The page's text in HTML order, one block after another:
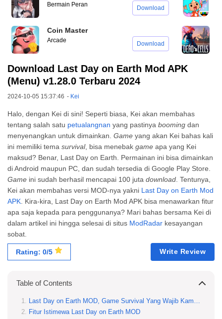
Bermain Peran Download
Coin Master
Arcade Download
Download Last Day on Earth Mod APK
(Menu) v1.28.0 Terbaru 2024
2024-10-05 15:37:46 - Kei
Halo, dengan Kei di sini! Seperti biasa, Kei akan membahas
tentang salah satu petualangnan yang pastinya booming dan
menyenangkan untuk dimainkan. Game yang akan Kei bahas kali
ini memiliki tema survival, bisa menebak game apa yang Kei
maksud? Benar, Last Day on Earth. Permainan ini bisa dimainkan
di Android maupun PC, dan sudah tersedia di Google Play Store.
Game ini sudah berhasil mencapai 100 juta download. Tentunya,
Kei akan membahas versi MOD-nya yakni Last Day on Earth Mod
APK. Kira-kira, Last Day on Earth Mod APK bisa menawarkan fitur
apa saja kepada para penggunanya? Mari bahas bersama Kei di
dalam artikel ini hingga selesai di situs ModRadar kesayangan
sobat.
Rating: 0/5 Write Review
Table of Contents
Last Day on Earth MOD, Game Survival Yang Wajib Kamu Miliki
Fitur Istimewa Last Day on Earth MOD